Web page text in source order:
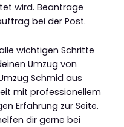
wird. Beantrage
bei der Post.
wichtigen Schritte
Umzug von
Schmid aus
mit professionellem
Erfahrung zur Seite.
dir gerne bei